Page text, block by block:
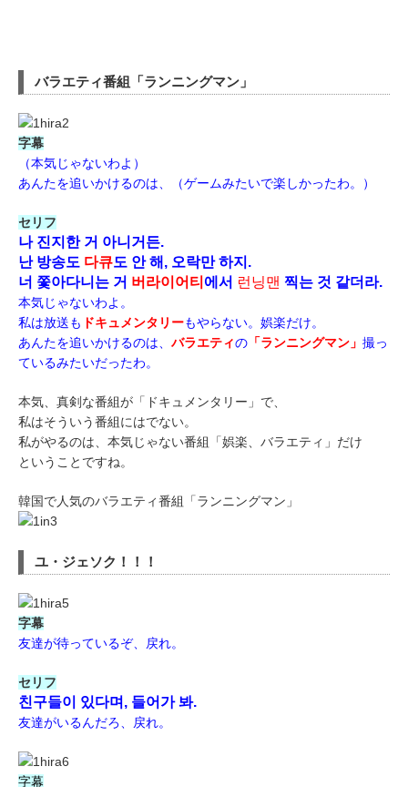
バラエティ番組「ランニングマン」
字幕
（本気じゃないわよ）
あんたを追いかけるのは、（ゲームみたいで楽しかったわ。）
セリフ
나 진지한 거 아니거든.
난 방송도 다큐도 안 해, 오락만 하지.
너 쫓아다니는 거 버라이어티 에서 런닝맨 찍는 것 같더라.
本気じゃないわよ。
私は放送も ドキュメンタリーもやらない。娯楽だけ。
あんたを追いかけるのは、 バラエティの 「ランニングマン」 撮っ
ているみたいだったわ。
本気、真剣な番組が「ドキュメンタリー」で、
私はそういう番組にはでない。
私がやるのは、本気じゃない番組「娯楽、バラエティ」だけ
ということですね。
韓国で人気のバラエティ番組「ランニングマン」
ユ・ジェソク！！！
字幕
友達が待っているぞ、戻れ。
セリフ
친구들이 있다며, 들어가 봐.
友達がいるんだろ、戻れ。
字幕